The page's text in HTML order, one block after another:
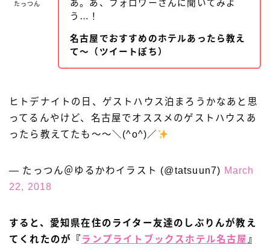
たっつん
あ。あ、フォロワーさんに聞いてみよ
う…！
名古屋でおすすめのホテルあったら教え
て〜（ツイートぽち）
ヒトデナイトの日、ゲストハウス泊まろうかなあと思
ってるんやけど、名古屋でオススメのゲストハウスあ
ったら教えてたも〜〜＼(^o^)／
— たっつん＠ゆるかわイラスト (@tatsuun7) March
22, 2018
すると、愛知県在住のライター友達のしぶりんが教え
てくれたのが『 ランプライトブックスホテル名古屋 』